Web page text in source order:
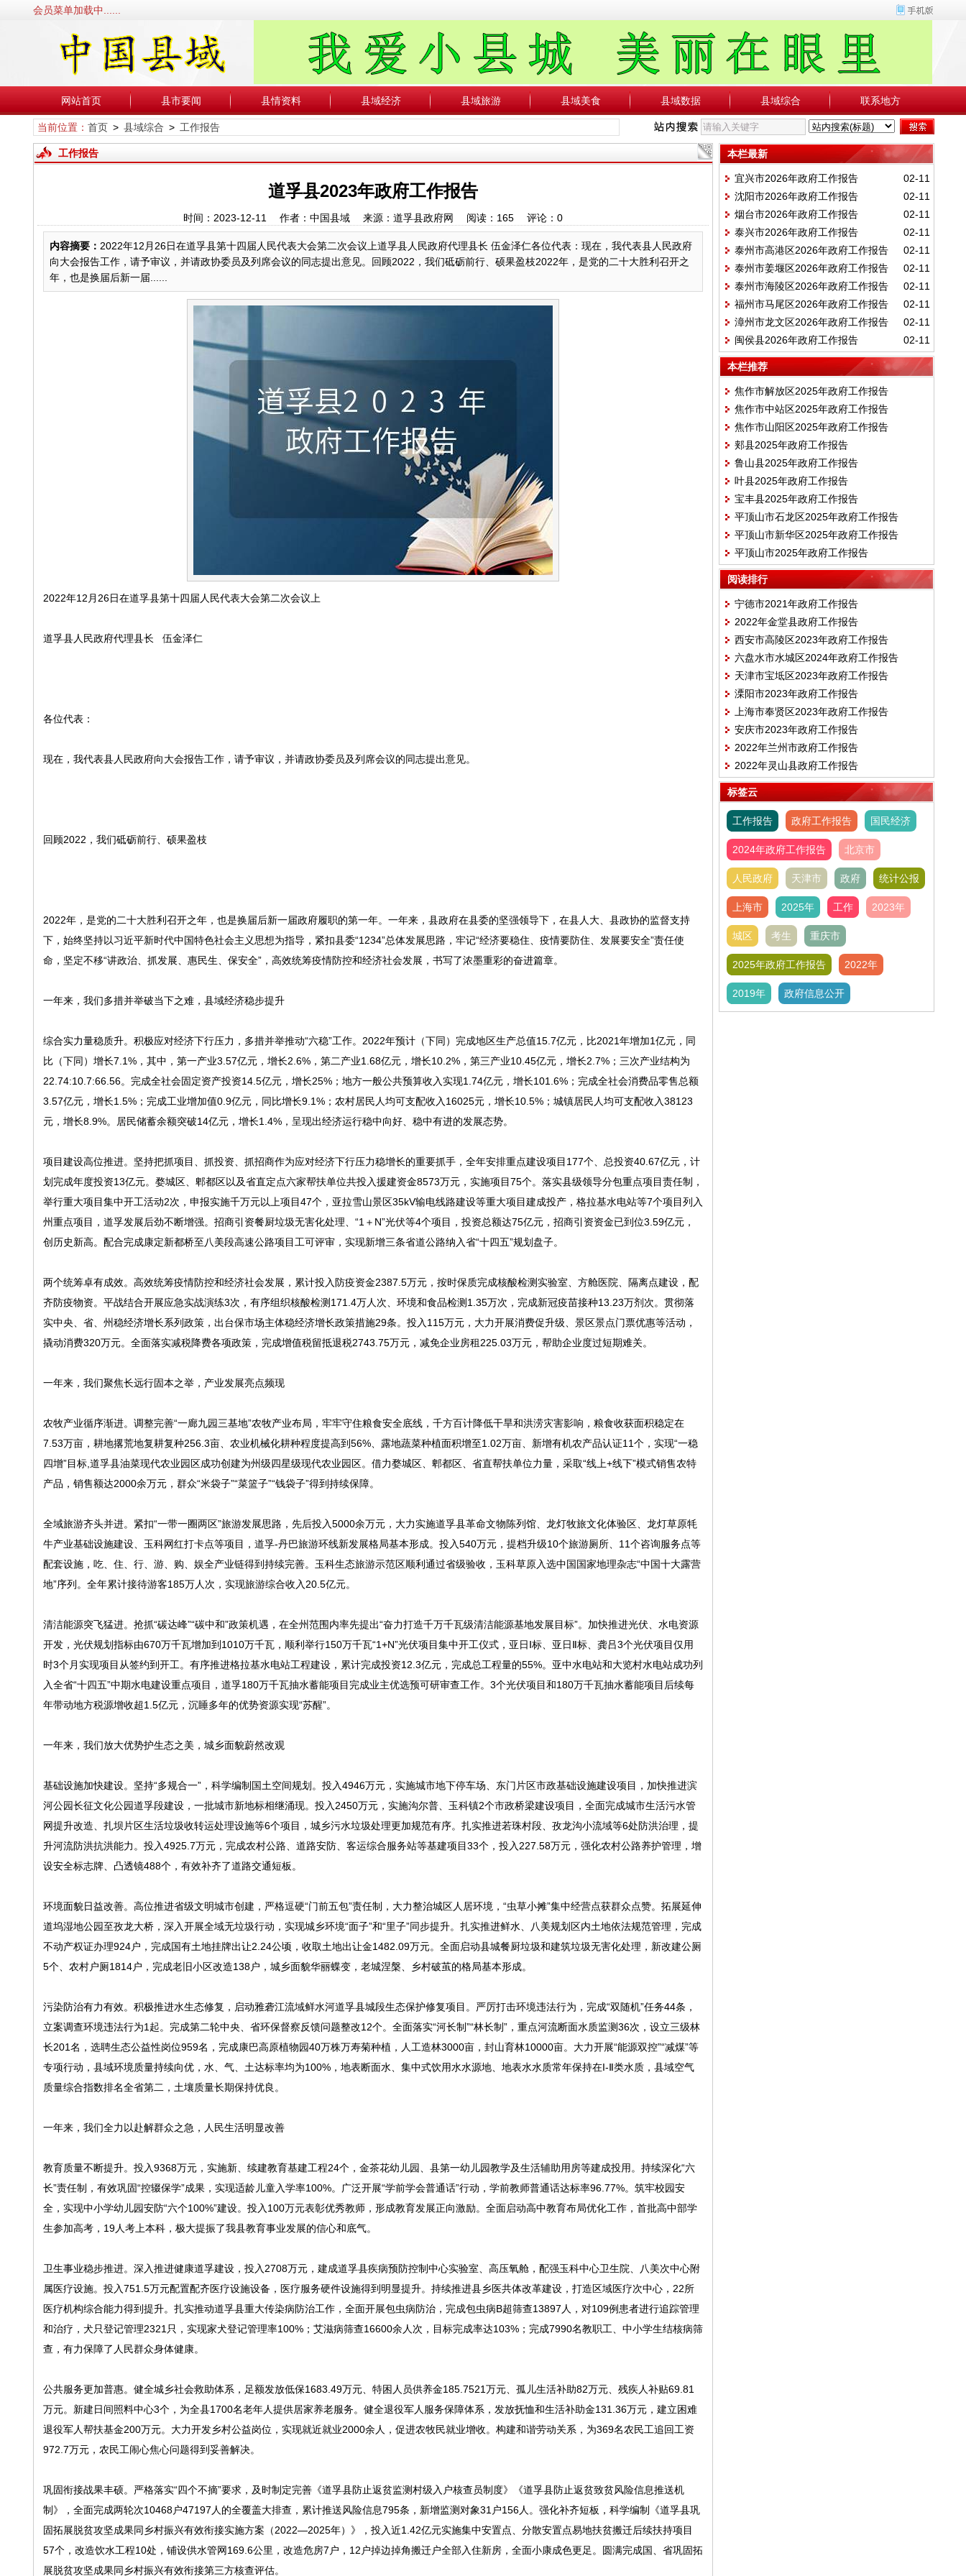
会员菜单加载中......
网站首页 县市要闻 县情资料 县域经济 县域旅游 县域美食 县域数据 县域综合 联系地方
当前位置： 首页> 县域综合 > 工作报告
工作报告
道孚县2023年政府工作报告
时间：2023-12-11 作者：中国县域 来源：道孚县政府网 阅读： 165评论： 0
内容摘要： 2022年12月26日在道孚县第十四届人民代表大会第二次会议上道孚县人民政府代理县长 伍金泽仁各位代表：现在，我代表县人民政府
向大会报告工作，请予审议，并请政协委员及列席会议的同志提出意见。回顾2022，我们砥砺前行、硕果盈枝2022年，是党的二十大胜利召开之
年，也是换届后新一届......
2022年12月26日在道孚县第十四届人民代表大会第二次会议上
道孚县人民政府代理县长 伍金泽仁
各位代表：
现在，我代表县人民政府向大会报告工作，请予审议，并请政协委员及列席会议的同志提出意见。
回顾2022，我们砥砺前行、硕果盈枝
2022年，是党的二十大胜利召开之年，也是换届后新一届政府履职的第一年。一年来，县政府在县委的坚强领导下，在县人大、县政协的监督支持
下，始终坚持以习近平新时代中国特色社会主义思想为指导，紧扣县委“1234”总体发展思路，牢记“经济要稳住、疫情要防住、发展要安全”责任使
命，坚定不移“讲政治、抓发展、惠民生、保安全”，高效统筹疫情防控和经济社会发展，书写了浓墨重彩的奋进篇章。
一年来，我们多措并举破当下之难，县域经济稳步提升
综合实力量稳质升。积极应对经济下行压力，多措并举推动“六稳”工作。2022年预计（下同）完成地区生产总值15.7亿元，比2021年增加1亿元，同
比（下同）增长7.1%，其中，第一产业3.57亿元，增长2.6%，第二产业1.68亿元，增长10.2%，第三产业10.45亿元，增长2.7%；三次产业结构为
22.74:10.7:66.56。完成全社会固定资产投资14.5亿元，增长25%；地方一般公共预算收入实现1.74亿元，增长101.6%；完成全社会消费品零售总额
3.57亿元，增长1.5%；完成工业增加值0.9亿元，同比增长9.1%；农村居民人均可支配收入16025元，增长10.5%；城镇居民人均可支配收入38123
元，增长8.9%。居民储蓄余额突破14亿元，增长1.4%，呈现出经济运行稳中向好、稳中有进的发展态势。
项目建设高位推进。坚持把抓项目、抓投资、抓招商作为应对经济下行压力稳增长的重要抓手，全年安排重点建设项目177个、总投资40.67亿元，计
划完成年度投资13亿元。婺城区、郫都区以及省直定点六家帮扶单位共投入援建资金8573万元，实施项目75个。落实县级领导分包重点项目责任制，
举行重大项目集中开工活动2次，申报实施千万元以上项目47个，亚拉雪山景区35kV输电线路建设等重大项目建成投产，格拉基水电站等7个项目列入
州重点项目，道孚发展后劲不断增强。招商引资餐厨垃圾无害化处理、“1＋N”光伏等4个项目，投资总额达75亿元，招商引资资金已到位3.59亿元，
创历史新高。配合完成康定新都桥至八美段高速公路项目工可评审，实现新增三条省道公路纳入省“十四五”规划盘子。
两个统筹卓有成效。高效统筹疫情防控和经济社会发展，累计投入防疫资金2387.5万元，按时保质完成核酸检测实验室、方舱医院、隔离点建设，配
齐防疫物资。平战结合开展应急实战演练3次，有序组织核酸检测171.4万人次、环境和食品检测1.35万次，完成新冠疫苗接种13.23万剂次。贯彻落
实中央、省、州稳经济增长系列政策，出台保市场主体稳经济增长政策措施29条。投入115万元，大力开展消费促升级、景区景点门票优惠等活动，
撬动消费320万元。全面落实减税降费各项政策，完成增值税留抵退税2743.75万元，减免企业房租225.03万元，帮助企业度过短期难关。
一年来，我们聚焦长远行固本之举，产业发展亮点频现
农牧产业循序渐进。调整完善“一廊九园三基地”农牧产业布局，牢牢守住粮食安全底线，千方百计降低干旱和洪涝灾害影响，粮食收获面积稳定在
7.53万亩，耕地撂荒地复耕复种256.3亩、农业机械化耕种程度提高到56%、露地蔬菜种植面积增至1.02万亩、新增有机农产品认证11个，实现“一稳
四增”目标,道孚县油菜现代农业园区成功创建为州级四星级现代农业园区。借力婺城区、郫都区、省直帮扶单位力量，采取“线上+线下”模式销售农特
产品，销售额达2000余万元，群众“米袋子”“菜篮子”“钱袋子”得到持续保障。
全域旅游齐头并进。紧扣“一带一圈两区”旅游发展思路，先后投入5000余万元，大力实施道孚县革命文物陈列馆、龙灯牧旅文化体验区、龙灯草原牦
牛产业基础设施建设、玉科网红打卡点等项目，道孚-丹巴旅游环线新发展格局基本形成。投入540万元，提档升级10个旅游厕所、11个咨询服务点等
配套设施，吃、住、行、游、购、娱全产业链得到持续完善。玉科生态旅游示范区顺利通过省级验收，玉科草原入选中国国家地理杂志“中国十大露营
地”序列。全年累计接待游客185万人次，实现旅游综合收入20.5亿元。
清洁能源突飞猛进。抢抓“碳达峰”“碳中和”政策机遇，在全州范围内率先提出“奋力打造千万千瓦级清洁能源基地发展目标”。加快推进光伏、水电资源
开发，光伏规划指标由670万千瓦增加到1010万千瓦，顺利举行150万千瓦“1+N”光伏项目集中开工仪式，亚日Ⅰ标、亚日Ⅱ标、龚吕3个光伏项目仅用
时3个月实现项目从签约到开工。有序推进格拉基水电站工程建设，累计完成投资12.3亿元，完成总工程量的55%。亚中水电站和大览村水电站成功列
入全省“十四五”中期水电建设重点项目，道孚180万千瓦抽水蓄能项目完成业主优选预可研审查工作。3个光伏项目和180万千瓦抽水蓄能项目后续每
年带动地方税源增收超1.5亿元，沉睡多年的优势资源实现“苏醒”。
一年来，我们放大优势护生态之美，城乡面貌蔚然改观
基础设施加快建设。坚持“多规合一”，科学编制国土空间规划。投入4946万元，实施城市地下停车场、东门片区市政基础设施建设项目，加快推进滨
河公园长征文化公园道孚段建设，一批城市新地标相继涌现。投入2450万元，实施沟尔普、玉科镇2个市政桥梁建设项目，全面完成城市生活污水管
网提升改造、扎坝片区生活垃圾收转运处理设施等6个项目，城乡污水垃圾处理更加规范有序。扎实推进若珠村段、孜龙沟小流域等6处防洪治理，提
升河流防洪抗洪能力。投入4925.7万元，完成农村公路、道路安防、客运综合服务站等基建项目33个，投入227.58万元，强化农村公路养护管理，增
设安全标志牌、凸透镜488个，有效补齐了道路交通短板。
环境面貌日益改善。高位推进省级文明城市创建，严格逗硬“门前五包”责任制，大力整治城区人居环境，“虫草小摊”集中经营点获群众点赞。拓展延伸
道坞湿地公园至孜龙大桥，深入开展全域无垃圾行动，实现城乡环境“面子”和“里子”同步提升。扎实推进鲜水、八美规划区内土地依法规范管理，完成
不动产权证办理924户，完成国有土地挂牌出让2.24公顷，收取土地出让金1482.09万元。全面启动县城餐厨垃圾和建筑垃圾无害化处理，新改建公厕
5个、农村户厕1814户，完成老旧小区改造138户，城乡面貌华丽蝶变，老城涅槃、乡村破茧的格局基本形成。
污染防治有力有效。积极推进水生态修复，启动雅砻江流域鲜水河道孚县城段生态保护修复项目。严厉打击环境违法行为，完成“双随机”任务44条，
立案调查环境违法行为1起。完成第二轮中央、省环保督察反馈问题整改12个。全面落实“河长制”“林长制”，重点河流断面水质监测36次，设立三级林
长201名，选聘生态公益性岗位959名，完成康巴高原植物园40万株万寿菊种植，人工造林3000亩，封山育林10000亩。大力开展“能源双控”“减煤”等
专项行动，县域环境质量持续向优，水、气、土达标率均为100%，地表断面水、集中式饮用水水源地、地表水水质常年保持在I-Ⅱ类水质，县域空气
质量综合指数排名全省第二，土壤质量长期保持优良。
一年来，我们全力以赴解群众之急，人民生活明显改善
教育质量不断提升。投入9368万元，实施新、续建教育基建工程24个，金茶花幼儿园、县第一幼儿园教学及生活辅助用房等建成投用。持续深化“六
长”责任制，有效巩固“控辍保学”成果，实现适龄儿童入学率100%。广泛开展“学前学会普通话”行动，学前教师普通话达标率96.77%。筑牢校园安
全，实现中小学幼儿园安防“六个100%”建设。投入100万元表彰优秀教师，形成教育发展正向激励。全面启动高中教育布局优化工作，首批高中部学
生参加高考，19人考上本科，极大提振了我县教育事业发展的信心和底气。
卫生事业稳步推进。深入推进健康道孚建设，投入2708万元，建成道孚县疾病预防控制中心实验室、高压氧舱，配强玉科中心卫生院、八美次中心附
属医疗设施。投入751.5万元配置配齐医疗设施设备，医疗服务硬件设施得到明显提升。持续推进县乡医共体改革建设，打造区域医疗次中心，22所
医疗机构综合能力得到提升。扎实推动道孚县重大传染病防治工作，全面开展包虫病防治，完成包虫病B超筛查13897人，对109例患者进行追踪管理
和治疗，犬只登记管理2321只，实现家犬登记管理率100%；艾滋病筛查16600余人次，目标完成率达103%；完成7990名教职工、中小学生结核病筛
查，有力保障了人民群众身体健康。
公共服务更加普惠。健全城乡社会救助体系，足额发放低保1683.49万元、特困人员供养金185.7521万元、孤儿生活补助82万元、残疾人补贴69.81
万元。新建日间照料中心3个，为全县1700名老年人提供居家养老服务。健全退役军人服务保障体系，发放抚恤和生活补助金131.36万元，建立困难
退役军人帮扶基金200万元。大力开发乡村公益岗位，实现就近就业2000余人，促进农牧民就业增收。构建和谐劳动关系，为369名农民工追回工资
972.7万元，农民工闹心焦心问题得到妥善解决。
巩固衔接战果丰硕。严格落实“四个不摘”要求，及时制定完善《道孚县防止返贫监测村级入户核查员制度》《道孚县防止返贫致贫风险信息推送机
制》，全面完成两轮次10468户47197人的全覆盖大排查，累计推送风险信息795条，新增监测对象31户156人。强化补齐短板，科学编制《道孚县巩
固拓展脱贫攻坚成果同乡村振兴有效衔接实施方案（2022—2025年）》，投入近1.42亿元实施集中安置点、分散安置点易地扶贫搬迁后续扶持项目
57个，改造饮水工程10处，铺设供水管网169.6公里，改造危房7户，12户掉边掉角搬迁户全部入住新房，全面小康成色更足。圆满完成国、省巩固拓
展脱贫攻坚成果同乡村振兴有效衔接第三方核查评估。
本栏最新
02-11
宜兴市2026年政府工作报告
02-11
沈阳市2026年政府工作报告
02-11
烟台市2026年政府工作报告
02-11
泰兴市2026年政府工作报告
02-11
泰州市高港区2026年政府工作报告
02-11
泰州市姜堰区2026年政府工作报告
02-11
泰州市海陵区2026年政府工作报告
02-11
福州市马尾区2026年政府工作报告
02-11
漳州市龙文区2026年政府工作报告
02-11
闽侯县2026年政府工作报告
本栏推荐
焦作市解放区2025年政府工作报告
焦作市中站区2025年政府工作报告
焦作市山阳区2025年政府工作报告
郏县2025年政府工作报告
鲁山县2025年政府工作报告
叶县2025年政府工作报告
宝丰县2025年政府工作报告
平顶山市石龙区2025年政府工作报告
平顶山市新华区2025年政府工作报告
平顶山市2025年政府工作报告
阅读排行
宁德市2021年政府工作报告
2022年金堂县政府工作报告
西安市高陵区2023年政府工作报告
六盘水市水城区2024年政府工作报告
天津市宝坻区2023年政府工作报告
溧阳市2023年政府工作报告
上海市奉贤区2023年政府工作报告
安庆市2023年政府工作报告
2022年兰州市政府工作报告
2022年灵山县政府工作报告
标签云
工作报告 政府工作报告 国民经济
2024年政府工作报告 北京市
人民政府 天津市 政府 统计公报
上海市 2025年 工作 2023年
城区 考生 重庆市
2025年政府工作报告 2022年
2019年 政府信息公开